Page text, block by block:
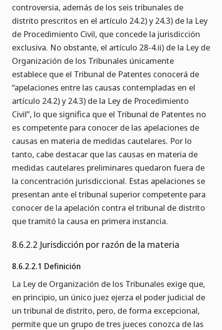
controversia, además de los seis tribunales de
distrito prescritos en el artículo 24.2) y 24.3) de la Ley
de Procedimiento Civil, que concede la jurisdicción
exclusiva. No obstante, el artículo 28-4.ii) de la Ley de
Organización de los Tribunales únicamente
establece que el Tribunal de Patentes conocerá de
“apelaciones entre las causas contempladas en el
artículo 24.2) y 24.3) de la Ley de Procedimiento
Civil”, lo que significa que el Tribunal de Patentes no
es competente para conocer de las apelaciones de
causas en materia de medidas cautelares. Por lo
tanto, cabe destacar que las causas en materia de
medidas cautelares preliminares quedaron fuera de
la concentración jurisdiccional. Estas apelaciones se
presentan ante el tribunal superior competente para
conocer de la apelación contra el tribunal de distrito
que tramitó la causa en primera instancia.
8.6.2.2 Jurisdicción por razón de la materia
8.6.2.2.1 Definición
La Ley de Organización de los Tribunales exige que,
en principio, un único juez ejerza el poder judicial de
un tribunal de distrito, pero, de forma excepcional,
permite que un grupo de tres jueces conozca de las